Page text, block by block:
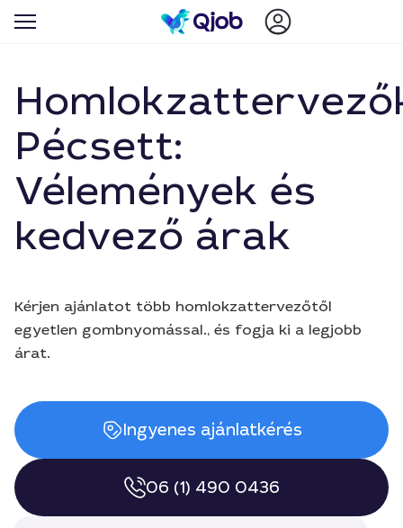
Pécsett:
Vélemények és
kedvező árak
Kérjen ajánlatot több homlokzattervezőtől
egyetlen gombnyomással., és fogja ki a legjobb
árat.
Ingyenes ajánlatkérés
06 (1) 490 0436